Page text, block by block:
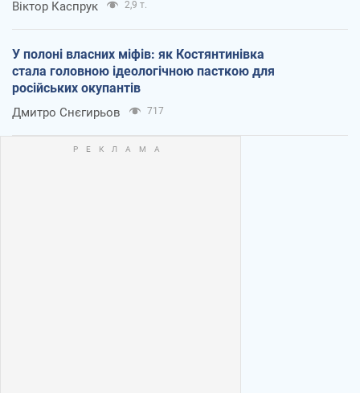
Віктор Каспрук 2,9 т.
У полоні власних міфів: як Костянтинівка
стала головною ідеологічною пасткою для
російських окупантів
Дмитро Снєгирьов 717